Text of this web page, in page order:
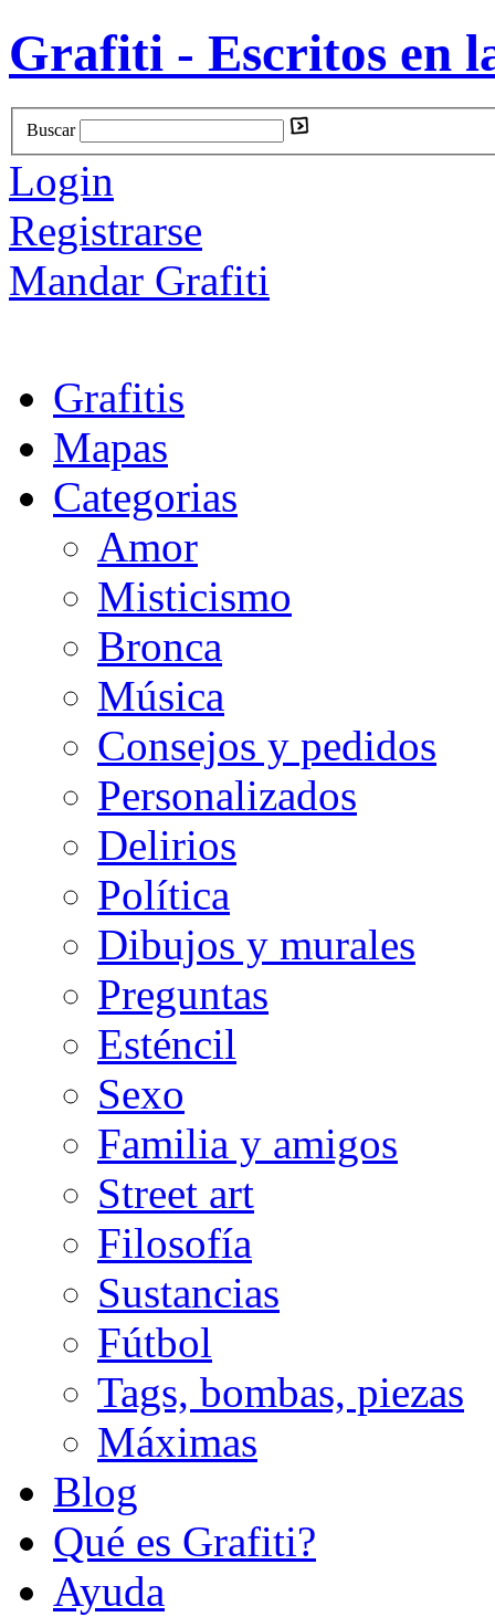
Grafiti - Escritos en
Buscar
Login
Registrarse
Mandar Grafiti
Grafitis
Mapas
Categorias
Amor
Misticismo
Bronca
Música
Consejos y pedidos
Personalizados
Delirios
Política
Dibujos y murales
Preguntas
Esténcil
Sexo
Familia y amigos
Street art
Filosofía
Sustancias
Fútbol
Tags, bombas, piezas
Máximas
Blog
Qué es Grafiti?
Ayuda